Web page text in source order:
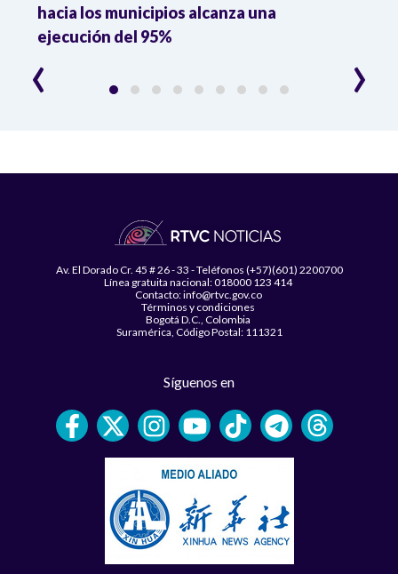
hacia los municipios alcanza una
ejecución del 95%
‹ ›
Av. El Dorado Cr. 45 # 26 - 33 - Teléfonos (+57)(601) 2200700
Línea gratuita nacional: 018000 123 414
Contacto: info@rtvc.gov.co
Términos y condiciones
Bogotá D.C., Colombia
Suramérica, Código Postal: 111321
Síguenos en